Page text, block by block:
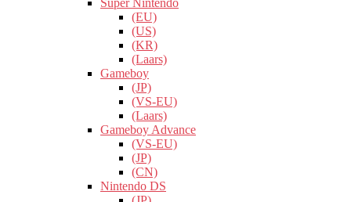
Super Nintendo
(EU)
(US)
(KR)
(Laars)
Gameboy
(JP)
(VS-EU)
(Laars)
Gameboy Advance
(VS-EU)
(JP)
(CN)
Nintendo DS